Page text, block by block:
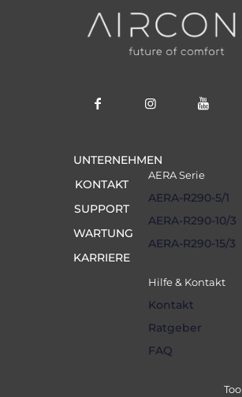
UNTERNEHMEN
KONTAKT
SUPPORT
WARTUNG
KARRIERE
AERA Serie
AERA-R290-5/1
AERA-R290-10/3
AERA-R290-15/3
Hilfe & Kontakt
Kontakt
Ratgeber
FAQ